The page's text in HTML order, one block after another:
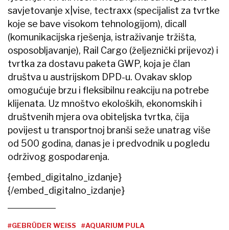
savjetovanje x|vise, tectraxx (specijalist za tvrtke
koje se bave visokom tehnologijom), dicall
(komunikacijska rješenja, istraživanje tržišta,
osposobljavanje), Rail Cargo (željeznički prijevoz) i
tvrtka za dostavu paketa GWP, koja je član
društva u austrijskom DPD-u. Ovakav sklop
omogućuje brzu i fleksibilnu reakciju na potrebe
klijenata. Uz mnoštvo ekoloških, ekonomskih i
društvenih mjera ova obiteljska tvrtka, čija
povijest u transportnoj branši seže unatrag više
od 500 godina, danas je i predvodnik u pogledu
održivog gospodarenja.
{embed_digitalno_izdanje}
{/embed_digitalno_izdanje}
#GEBRÜDER WEISS
#AQUARIUM PULA